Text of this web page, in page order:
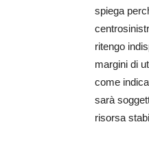
spiega
ritengo
margini di
come
sarà
risorsa